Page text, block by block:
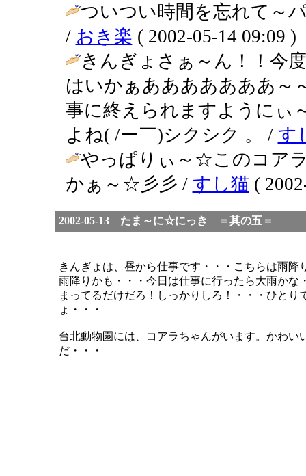
ついつい時間を忘れて～
/ おき楽 ( 2002-05-14 09:09 )
きんぎょさぁ～ん！！今
はいかぁあああああああ～
事に終えられますようにぃ
よね( /ー￣)シクシク 。 / す
やっぱりぃ～☆このコア
かぁ～☆彡彡 / すし猫 (
2002-05-13 たま～に☆にっき ＝其の五＝
きんぎょは、昼から仕事です・・・こちらは雨降
雨降りかも・・・今日は仕事に行ったら大雨かな
まってるだけだろ！しっかりしろ！・・・ひとり
ょ・・・
台北動物園には、コアラちゃんがいます。かわい
だ・・・